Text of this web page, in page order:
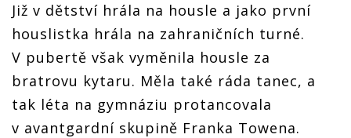
Již v dětství hrála na housle a jako první
houslistka hrála na zahraničních turné.
V pubertě však vyměnila housle za
bratrovu kytaru. Měla také ráda tanec, a
tak léta na gymnáziu protancovala
v avantgardní skupině Franka Towena.